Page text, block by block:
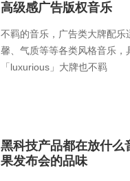
高级感广告版权音乐
不羁的音乐，广告类大牌配乐
馨、气质等等各类风格音乐，
「luxurious」大牌也不羁
黑科技产品都在放什
果发布会的品味